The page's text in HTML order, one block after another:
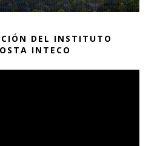
DEL INSTITUTO
INTECO